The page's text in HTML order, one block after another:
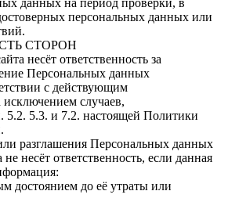
персональных данных или
СТОРОН
несёт ответственность за
Персональных данных
с действующим
исключением случаев,
5.2. 5.3. и 7.2. настоящей Политики
разглашения Персональных данных
несёт ответственность, если данная
достоянием до её утраты или